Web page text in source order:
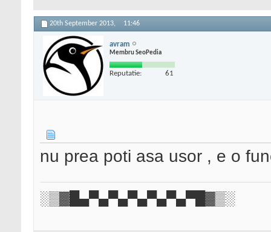
20th September 2013, 11:46
avram
Membru SeoPedia
Reputatie: 61
nu prea poti asa usor , e o
░▒▓█▄▀▄▀▄▀▄▀▄▀▄▀█▓▒░